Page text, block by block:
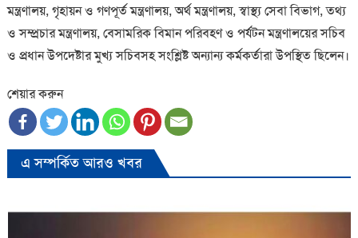
মন্ত্রণালয়, গৃহায়ন ও গণপূর্ত মন্ত্রণালয়, অর্থ মন্ত্রণালয়, স্বাস্থ্য সেবা বিভাগ, তথ্য
ও সম্প্রচার মন্ত্রণালয়, বেসামরিক বিমান পরিবহণ ও পর্যটন মন্ত্রণালয়ের সচিব
ও প্রধান উপদেষ্টার মুখ্য সচিবসহ সংশ্লিষ্ট অন্যান্য কর্মকর্তারা উপস্থিত ছিলেন।
শেয়ার করুন
এ সম্পর্কিত আরও খবর